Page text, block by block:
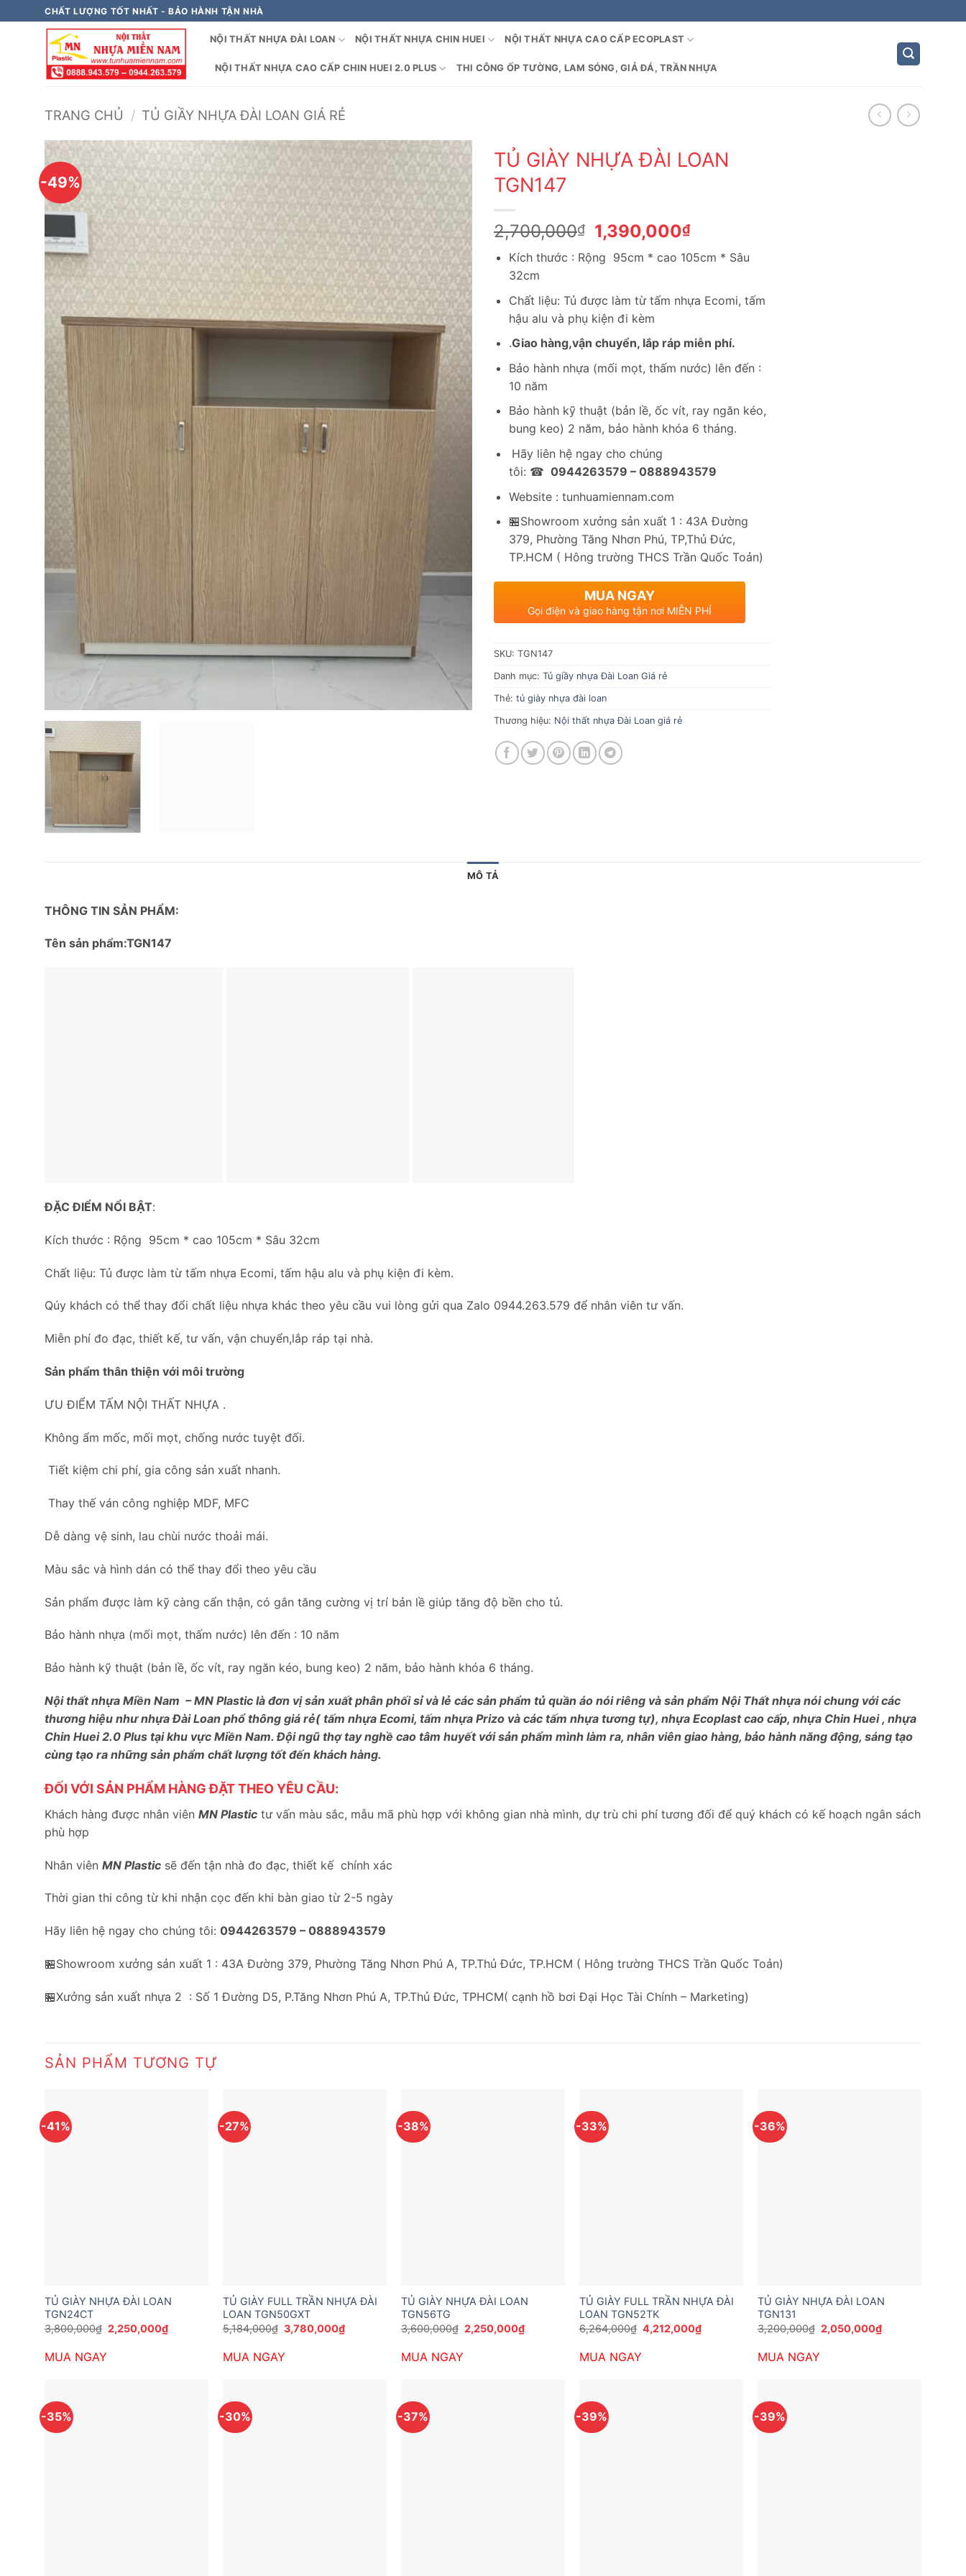
qua
CHẤT LƯỢNG TỐT NHẤT - BẢO HÀNH TẬN NHÀ
NỘI THẤT NHỰA ĐÀI LOAN NỘI THẤT NHỰA CHIN HUEI NỘI THẤT NHỰA CAO CẤP ECOPLAST
NỘI THẤT NHỰA CAO CẤP CHIN HUEI 2.0 PLUS THI CÔNG ỐP TƯỜNG, LAM SÓNG, GIẢ ĐÁ, TRẦN NHỰA
TRANG CHỦ / TỦ GIẦY NHỰA ĐÀI LOAN GIÁ RẺ
-49%
TỦ GIÀY NHỰA ĐÀI LOAN
TGN147
2,700,000₫
Giá
gốc
là:
1,390,000₫Giá
hiện
tại
1,390,000₫.
Kích thước : Rộng 95cm * cao 105cm * Sâu
32cm
Chất liệu: Tủ được làm từ tấm nhựa Ecomi, tấm
hậu alu và phụ kiện đi kèm
.Giao hàng,vận chuyển, lắp ráp miễn phí.
Bảo hành nhựa (mối mọt, thấm nước) lên đến :
10 năm
Bảo hành kỹ thuật (bản lề, ốc vít, ray ngăn kéo,
bung keo) 2 năm, bảo hành khóa 6 tháng.
Hãy liên hệ ngay cho chúng
tôi: ☎ 0944263579 – 0888943579
Website : tunhuamiennam.com
🏪Showroom xưởng sản xuất 1 : 43A Đường
379, Phường Tăng Nhơn Phú, TP,Thủ Đức,
TP.HCM ( Hông trường THCS Trần Quốc Toản)
MUA NGAY
Gọi điện và giao hàng tận nơi MIỄN PHÍ
SKU: TGN147
Danh mục: Tủ giầy nhựa Đài Loan Giá rẻ
Thẻ: tủ giày nhựa đài loan
Thương hiệu: Nội thất nhựa Đài Loan giá rẻ
MÔ TẢ
THÔNG TIN SẢN PHẨM:
Tên sản phẩm:TGN147
ĐẶC ĐIỂM NỔI BẬT:
Kích thước : Rộng 95cm * cao 105cm * Sâu 32cm
Chất liệu: Tủ được làm từ tấm nhựa Ecomi, tấm hậu alu và phụ kiện đi kèm.
Qúy khách có thể thay đổi chất liệu nhựa khác theo yêu cầu vui lòng gửi qua Zalo 0944.263.579 để nhân viên tư vấn.
Miễn phí đo đạc, thiết kế, tư vấn, vận chuyển,lắp ráp tại nhà.
Sản phẩm thân thiện với môi trường
ƯU ĐIỂM TẤM NỘI THẤT NHỰA .
Không ẩm mốc, mối mọt, chống nước tuyệt đối.
Tiết kiệm chi phí, gia công sản xuất nhanh.
Thay thế ván công nghiệp MDF, MFC
Dễ dàng vệ sinh, lau chùi nước thoải mái.
Màu sắc và hình dán có thể thay đổi theo yêu cầu
Sản phẩm được làm kỹ càng cẩn thận, có gắn tăng cường vị trí bản lề giúp tăng độ bền cho tủ.
Bảo hành nhựa (mối mọt, thấm nước) lên đến : 10 năm
Bảo hành kỹ thuật (bản lề, ốc vít, ray ngăn kéo, bung keo) 2 năm, bảo hành khóa 6 tháng.
Nội thất nhựa Miền Nam – MN Plastic là đơn vị sản xuất phân phối sỉ và lẻ các sản phẩm tủ quần áo nói riêng và sản phẩm Nội Thất nhựa nói chung với các
thương hiệu như nhựa Đài Loan phổ thông giá rẻ( tấm nhựa Ecomi, tấm nhựa Prizo và các tấm nhựa tương tự), nhựa Ecoplast cao cấp, nhựa Chin Huei , nhựa
Chin Huei 2.0 Plus tại khu vực Miền Nam. Đội ngũ thợ tay nghề cao tâm huyết với sản phẩm mình làm ra, nhân viên giao hàng, bảo hành năng động, sáng tạo
cùng tạo ra những sản phẩm chất lượng tốt đến khách hàng.
ĐỐI VỚI SẢN PHẨM HÀNG ĐẶT THEO YÊU CẦU:
Khách hàng được nhân viên MN Plastic tư vấn màu sắc, mẫu mã phù hợp với không gian nhà mình, dự trù chi phí tương đối để quý khách có kế hoạch ngân sách
phù hợp
Nhân viên MN Plastic sẽ đến tận nhà đo đạc, thiết kế chính xác
Thời gian thi công từ khi nhận cọc đến khi bàn giao từ 2-5 ngày
Hãy liên hệ ngay cho chúng tôi: 0944263579 – 0888943579
🏪Showroom xưởng sản xuất 1 : 43A Đường 379, Phường Tăng Nhơn Phú A, TP.Thủ Đức, TP.HCM ( Hông trường THCS Trần Quốc Toản)
🏪Xưởng sản xuất nhựa 2 : Số 1 Đường D5, P.Tăng Nhơn Phú A, TP.Thủ Đức, TPHCM( cạnh hồ bơi Đại Học Tài Chính – Marketing)
SẢN PHẨM TƯƠNG TỰ
-41%
TỦ GIÀY NHỰA ĐÀI LOAN
TGN24CT
3,800,000₫ Giá
gốc
2,250,000₫Giá
MUA NGAY
-27%
TỦ GIÀY FULL TRẦN NHỰA ĐÀI
LOAN TGN50GXT
5,184,000₫ Giá
gốc
5,184,000₫.
3,780,000₫Giá
MUA NGAY
-38%
TỦ GIÀY NHỰA ĐÀI LOAN
TGN56TG
3,600,000₫ Giá
gốc
2,250,000₫Giá
MUA NGAY
-33%
TỦ GIÀY FULL TRẦN NHỰA ĐÀI
LOAN TGN52TK
6,264,000₫ Giá
gốc
4,212,000₫Giá
MUA NGAY
-36%
TỦ GIÀY NHỰA ĐÀI LOAN
TGN131
3,200,000₫ Giá
gốc
2,050,000₫Giá
MUA NGAY
-35% -30% -37% -39% -39%